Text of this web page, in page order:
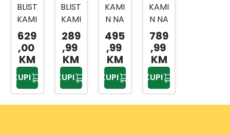
BLIST
KAMI
N NA
ČVRS
TO
GORI
VO
NAP
OLI
629
,00
KM
KUPI
BLIST
KAMI
N NA
ČVRS
TO
GORI
VO
B1
ECO
289
,99
KM
KUPI
KAMI
N NA
ČVRS
TO
GORI
VO
NOV
A G
PRO
495
,99
KM
KUPI
KAMI
N NA
ČVRS
TO
GORI
VO
TAUR
US
CERA
789
,99
KM
KUPI